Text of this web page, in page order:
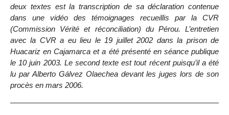
deux textes est la transcription de sa déclaration contenue
dans une vidéo des témoignages recueillis par la CVR
(Commission Vérité et réconciliation) du Pérou. L’entretien
avec la CVR a eu lieu le 19 juillet 2002 dans la prison de
Huacariz en Cajamarca et a été présenté en séance publique
le 10 juin 2003. Le second texte est tout récent puisqu’il a été
lu par Alberto Gálvez Olaechea devant les juges lors de son
procès en mars 2006.